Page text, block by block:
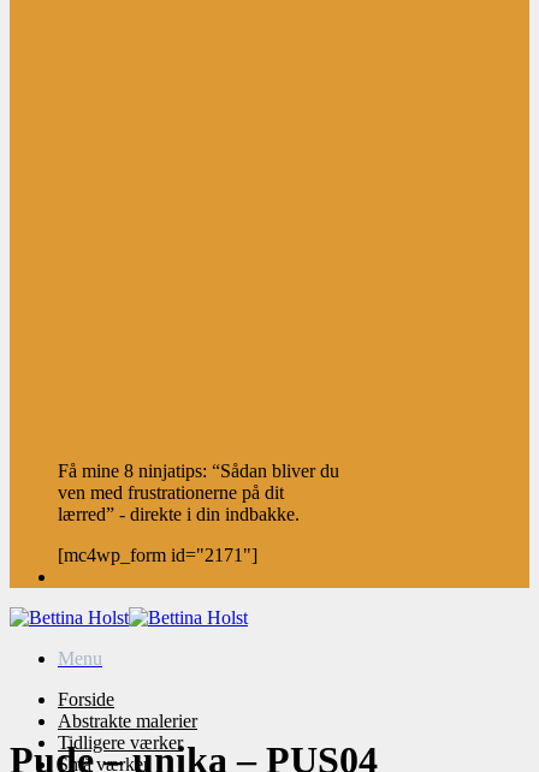
Få mine 8 ninjatips: “Sådan bliver du
ven med frustrationerne på dit
lærred” - direkte i din indbakke.
[mc4wp_form id="2171"]
Menu
Forside
Abstrakte malerier
Tidligere værker
Små værker
Pude – unika – PUS04